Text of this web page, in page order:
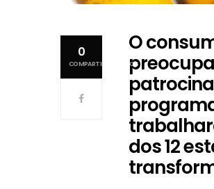
0
COMPARTILHAMENTOS
O
dos 12